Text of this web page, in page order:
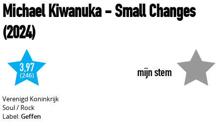
Michael Kiwanuka- Small Changes
(2024)
mijn stem
3,97
(246)
Verenigd Koninkrijk
Soul / Rock
Label:Geffen